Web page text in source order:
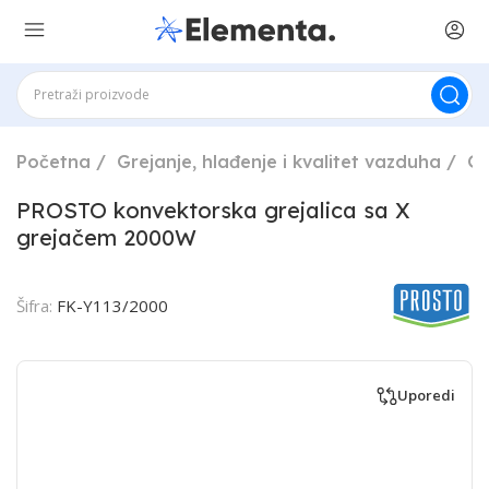
Početna Grejanje, hlađenje i kvalitet vazduha
PROSTO konvektorska grejalica sa X
grejačem 2000W
Šifra: FK-Y113/2000
Uporedi